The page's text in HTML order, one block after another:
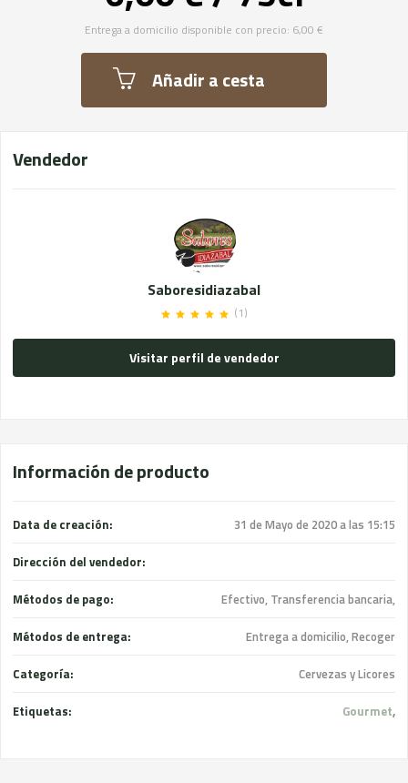
Entrega a domicilio disponible con precio: 6,00 €
Añadir a cesta
Vendedor
Saboresidiazabal
(1)
Visitar perfil de vendedor
Información de producto
Data de creación: 31 de Mayo de 2020 a las 15:15
Dirección del vendedor:
Métodos de pago: Efectivo, Transferencia bancaria,
Métodos de entrega: Entrega a domicilio, Recoger
Categoría: Cervezas y Licores
Etiquetas: Gourmet,